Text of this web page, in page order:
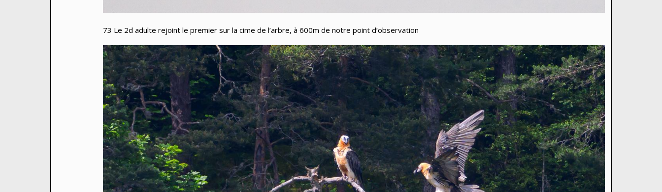
73 Le 2d adulte rejoint le premier sur la cime de l’arbre, à 600m de notre point d’observation